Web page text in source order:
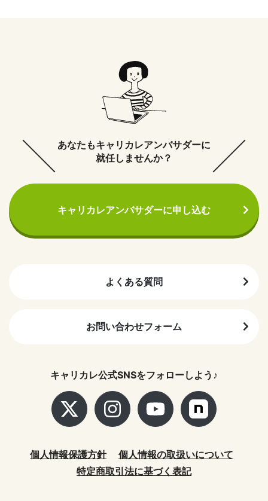
あなたもキャリカレアンバサダーに
就任しませんか？
キャリカレアンバサダーに申し込む
よくある質問
お問い合わせフォーム
キャリカレ公式SNSをフォローしよう♪
個人情報保護方針
個人情報の取扱いについて
特定商取引法に基づく表記